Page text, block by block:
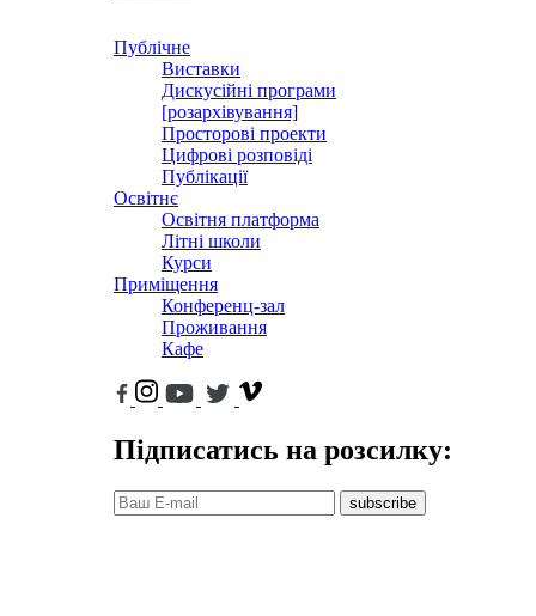
Публічне
Виставки
Дискусійні програми
[розархівування]
Просторові проекти
Цифрові розповіді
Публікації
Освітнє
Освітня платформа
Літні школи
Курси
Приміщення
Конференц-зал
Проживання
Кафе
Підписатись на розсилку:
subscribe